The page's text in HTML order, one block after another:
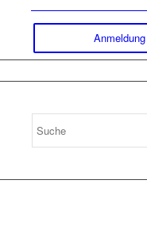
Anmeldung